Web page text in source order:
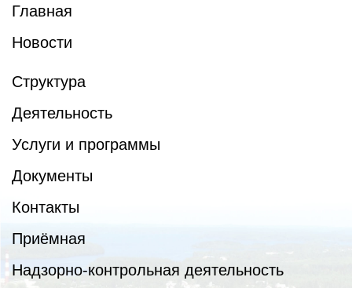
Главная
Новости
Структура
Деятельность
Услуги и программы
Документы
Контакты
Приёмная
Надзорно-контрольная деятельность